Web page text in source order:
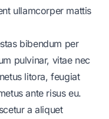
ullamcorper mattis
bibendum per
pulvinar, vitae nec
litora, feugiat
ante risus eu.
a aliquet